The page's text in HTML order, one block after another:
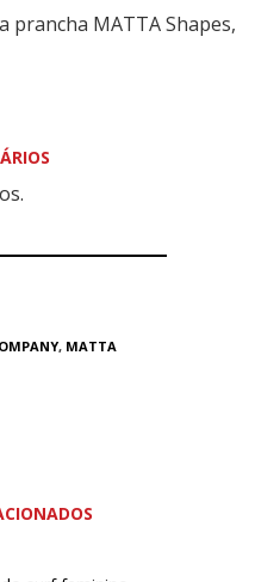
prancha MATTA Shapes,
, MATTA